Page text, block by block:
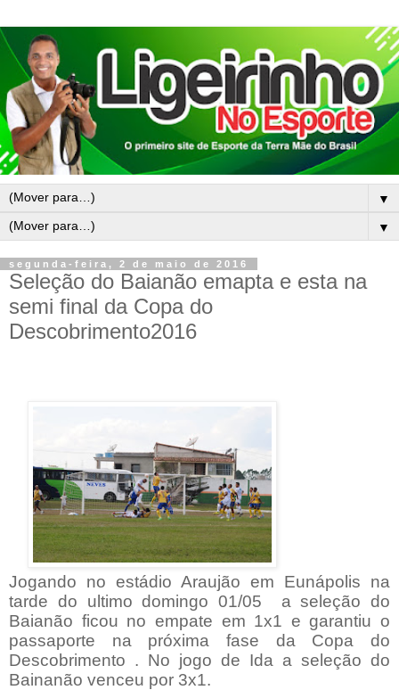
▼
▼
segunda-feira, 2 de maio de 2016
Seleção do Baianão emapta e esta na
semi final da Copa do
Descobrimento2016
Jogando no estádio Araujão em Eunápolis na
tarde do ultimo domingo 01/05 a seleção do
Baianão ficou no empate em 1x1 e garantiu o
passaporte na próxima fase da Copa do
Descobrimento . No jogo de Ida a seleção do
Bainanão venceu por 3x1.